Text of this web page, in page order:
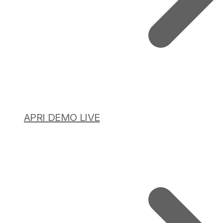
APRI DEMO LIVE